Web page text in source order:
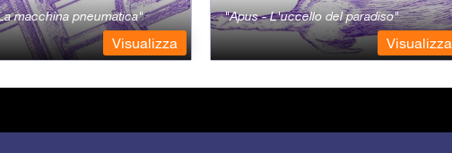
macchina pneumatica
Visualizza
Apus - L'uccello del paradiso
Visualizza